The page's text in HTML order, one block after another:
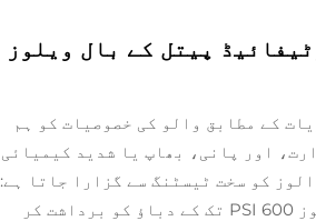
پیتل کے بال ویلوز
کے مطابق والو کی خصوصیات کو ہم
اور پانی، بھاپ یا شدید کیمیائی
کو سخت ٹیسٹنگ سے گزارا جاتا ہے:
مثال کے طور پر، ANSI B16.34 کے معیار پر پورا اترنے والے والوز 600 PSI تک کے دباؤ کو برداشت کر